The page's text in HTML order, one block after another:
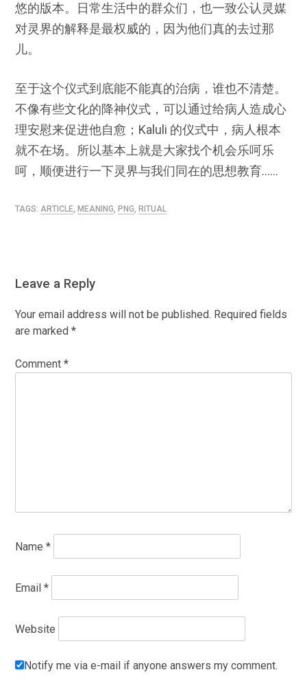
悠的版本。日常生活中的群众们，也一致公认灵媒
对灵界的解释是最权威的，因为他们真的去过那
儿。
至于这个仪式到底能不能真的治病，谁也不清楚。
不像有些文化的降神仪式，可以通过给病人造成心
理安慰来促进他自愈；Kaluli 的仪式中，病人根本
就不在场。所以基本上就是大家找个机会乐呵乐
呵，顺便进行一下灵界与我们同在的思想教育……
TAGS: ARTICLE, MEANING, PNG, RITUAL
Leave a Reply
Your email address will not be published. Required fields
are marked *
Comment *
Name *
Email *
Website
Notify me via e-mail if anyone answers my comment.